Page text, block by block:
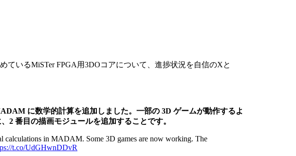
ているMiSTer FPGA用3DOコアについて、進捗状況を自信のXと
に数学的計算を追加しました。一部の 3D ゲームが動作するよ
2 番目の描画モジュールを追加することです。
calculations in MADAM. Some 3D games are now working. The
t.co/UdGHwnDDvR